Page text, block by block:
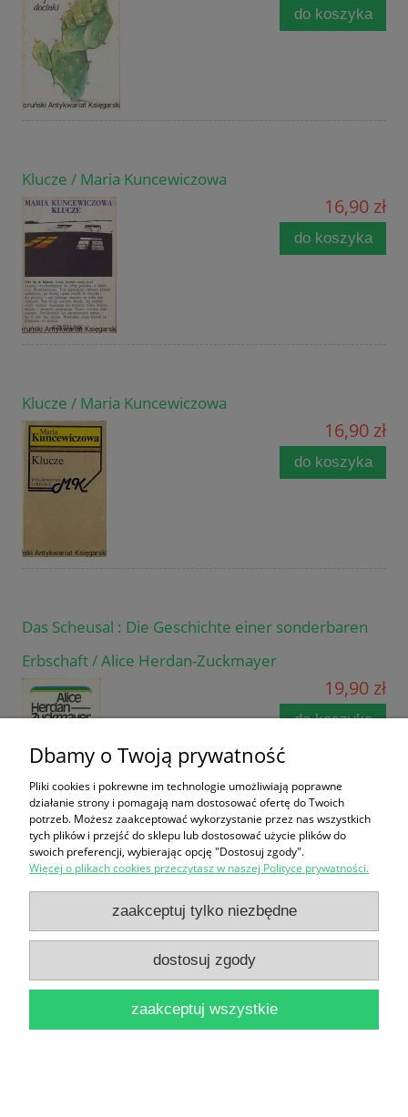
do koszyka
Klucze / Maria Kuncewiczowa
16,90 zł
do koszyka
Klucze / Maria Kuncewiczowa
16,90 zł
do koszyka
Das Scheusal : Die Geschichte einer sonderbaren
Erbschaft / Alice Herdan-Zuckmayer
19,90 zł
do koszyka
16,90 zł
do koszyka
Dbamy o Twoją prywatność
Pliki cookies i pokrewne im technologie umożliwiają poprawne
działanie strony i pomagają nam dostosować ofertę do Twoich
potrzeb. Możesz zaakceptować wykorzystanie przez nas wszystkich
tych plików i przejść do sklepu lub dostosować użycie plików do
swoich preferencji, wybierając opcję "Dostosuj zgody".
Więcej o plikach cookies przeczytasz w naszej Polityce prywatności.
zaakceptuj tylko niezbędne
dostosuj zgody
zaakceptuj wszystkie